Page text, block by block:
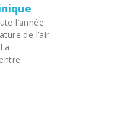
l’année
de l’air